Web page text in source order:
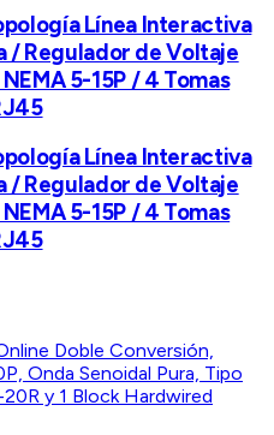
Línea Interactiva
/ Regulador de Voltaje
5-15P / 4 Tomas
Línea Interactiva
/ Regulador de Voltaje
5-15P / 4 Tomas